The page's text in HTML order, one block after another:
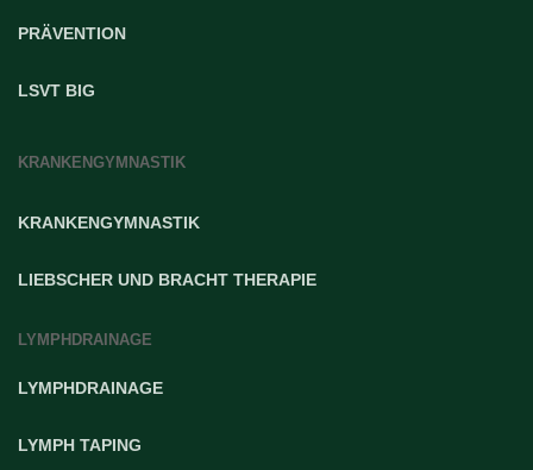
PRÄVENTION
LSVT BIG
KRANKENGYMNASTIK
KRANKENGYMNASTIK
LIEBSCHER UND BRACHT THERAPIE
LYMPHDRAINAGE
LYMPHDRAINAGE
LYMPH TAPING